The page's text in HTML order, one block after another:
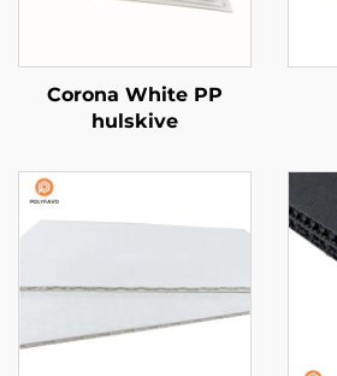
Corona White PP
hulskive